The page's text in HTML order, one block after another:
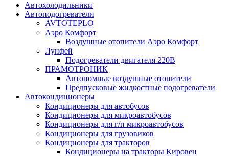
Автохолодильники
Автоподогреватели
AVTOTEPLO
Аэро Комфорт
Воздушные отопители Аэро Комфорт
Лунфей
Подогреватели двигателя 220В
ПРАМОТРОНИК
Автономные воздушные отопители
Предпусковые жидкостные подогреватели
Автокондиционеры
Кондиционеры для автобусов
Кондиционеры для микроавтобусов
Кондиционеры для г/п микроавтобусов
Кондиционеры для грузовиков
Кондиционеры для тракторов
Кондиционеры на тракторы Кировец